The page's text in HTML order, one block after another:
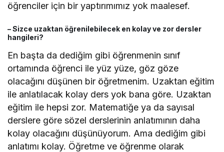
öğrenciler için bir yaptırımımız yok maalesef.
– Sizce uzaktan öğrenilebilecek en kolay ve zor dersler
hangileri?
En başta da dediğim gibi öğrenmenin sınıf
ortamında öğrenci ile yüz yüze, göz göze
olacağını düşünen bir öğretmenim. Uzaktan eğitim
ile anlatılacak kolay ders yok bana göre. Uzaktan
eğitim ile hepsi zor. Matematiğe ya da sayısal
derslere göre sözel derslerinin anlatımının daha
kolay olacağını düşünüyorum. Ama dediğim gibi
anlatımı kolay. Öğretme ve öğrenme olarak